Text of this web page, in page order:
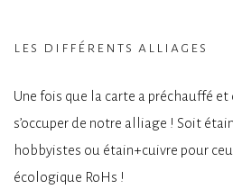
les différents alliages
Une fois que la carte a préchauffé
s’occuper de notre alliage ! Soit
hobbyistes ou étain+cuivre pour
écologique RoHs !